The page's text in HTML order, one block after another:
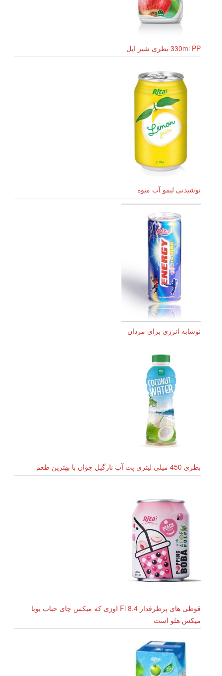
330ml PP بطری شیر اپل
نوشیدنی لیمو آب میوه
نوشابه انرژی برای مردان
بطری 450 میلی لیتری پت آب نارگیل جوان با بهترین طعم
قوطی های پرطرفدار 8.4 Fl اوزی که میکس چای حباب بوبا
میکس هلو است